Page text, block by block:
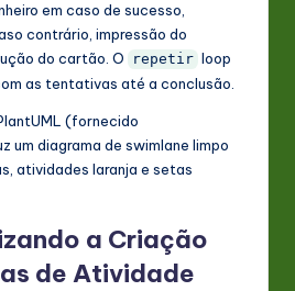
em caso de sucesso,
contrário, impressão do
do cartão. O
repetir loop
as tentativas até a conclusão.
(fornecido
um diagrama de swimlane limpo
atividades laranja e setas
a Criação
de Atividade